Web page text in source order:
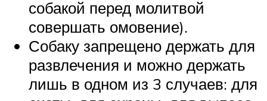
собакой перед молитвой
совершать омовение).
Собаку запрещено держать для
развлечения и можно держать
лишь в одном из 3 случаев: для